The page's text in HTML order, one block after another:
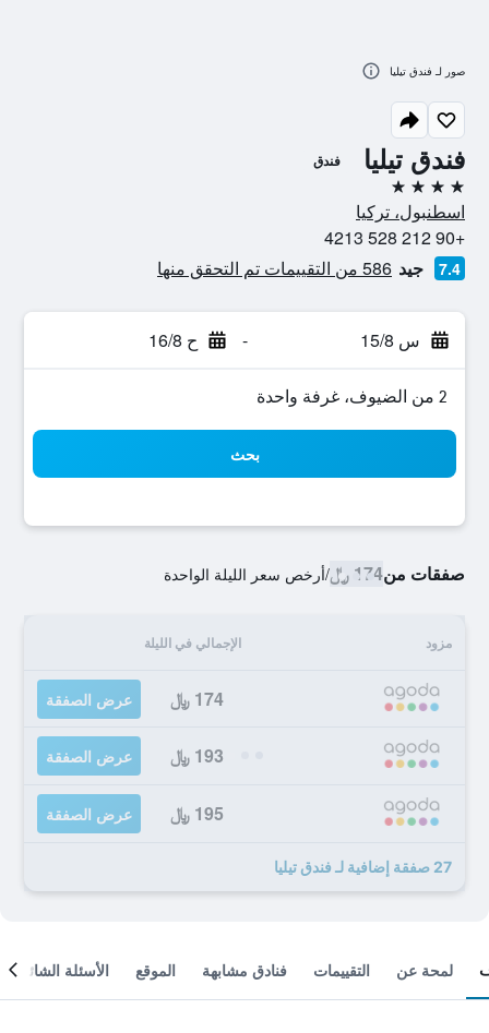
فندق تيليا فندق
4 نجوم
اسطنبول، تركيا
+90 212 528 4213
7.4 جيد 586 من التقييمات تم التحقق منها
س 15/8 - ح 16/8
2 من الضيوف، غرفة واحدة
بحث
صفقات من174 ﷼ /أرخص سعر الليلة الواحدة
مزود الإجمالي في الليلة
174 ﷼ عرض الصفقة
193 ﷼ عرض الصفقة
195 ﷼ عرض الصفقة
27 صفقة إضافية لـ فندق تيليا
صور لـ فندق تيليا
لمحة عن التقييمات فنادق مشابهة الموقع الأسئلة الشائعة